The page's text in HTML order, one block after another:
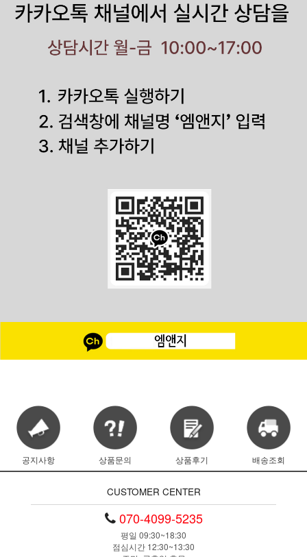
공지사항 상품문의 상품후기 배송조회
CUSTOMER CENTER
070-4099-5235
평일 09:30~18:30
점심시간 12:30~13:30